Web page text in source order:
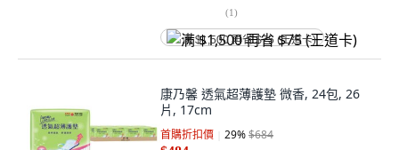
(1)
满 $1,500 再省 $75 (王道卡)
康乃馨 透氣超薄護墊 微香, 24包, 26
片, 17cm
首購折扣價 29%$684